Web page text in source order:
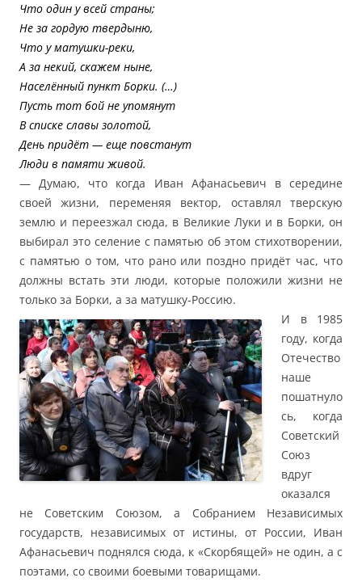
Что один у всей страны;
Не за гордую твердыню,
Что у матушки-реки,
А за некий, скажем ныне,
Населённый пункт Борки. (…)
Пусть тот бой не упомянут
В списке славы золотой,
День придёт — еще повстанут
Люди в памяти живой.
— Думаю, что когда Иван Афанасьевич в середине
своей жизни, переменяя вектор, оставлял тверскую
землю и переезжал сюда, в Великие Луки и в Борки, он
выбирал это селение с памятью об этом стихотворении,
с памятью о том, что рано или поздно придёт час, что
должны встать эти люди, которые положили жизни не
только за Борки, а за матушку-Россию.
И в 1985
году, когда
Отечество
наше
пошатнуло
сь, когда
Советский
Союз
вдруг
оказался
не Советским Союзом, а Собранием Независимых
государств, независимых от истины, от России, Иван
Афанасьевич поднялся сюда, к «Скорбящей» не один, а с
поэтами, со своими боевыми товарищами.